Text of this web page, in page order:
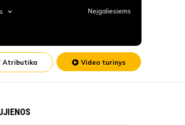
Neįgaliesiems
Atributika Video turinys